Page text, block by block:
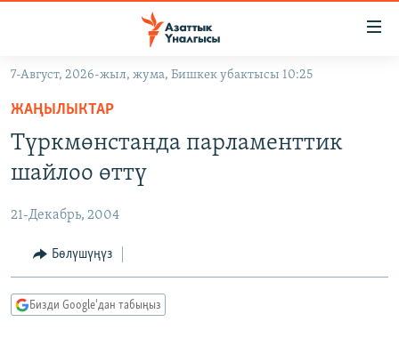
Навигацияга
өтүңүз
Издөөгө
салыңызКЫРГЫЗСТАН
ЭКОНОМИКА
МАДАНИЯТ
ДҮЙНӨ
БОРБОР АЗИЯ
АТАЙЫН ИЛИКТӨӨ
ТВ ПРОГРАММАЛАР
ЭКСПЕРТТЕР ТАЛДАЙТ
ӨЗГӨЧӨ ПИКИР
7-Август, 2026-жыл, жума, Бишкек убактысы 10:25
ЖАҢЫЛЫКТАР
Түркмөнстанда парламенттик
шайлоо өттү
21-Декабрь, 2004
Бөлүшүңүз
Бизди Google'дан табыңыз